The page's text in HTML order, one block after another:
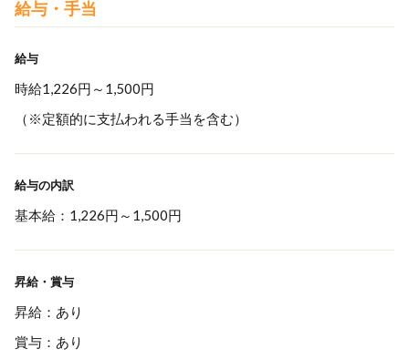
給与・手当
給与
時給1,226円～1,500円
（※定額的に支払われる手当を含む）
給与の内訳
基本給：1,226円～1,500円
昇給・賞与
昇給：あり
賞与：あり